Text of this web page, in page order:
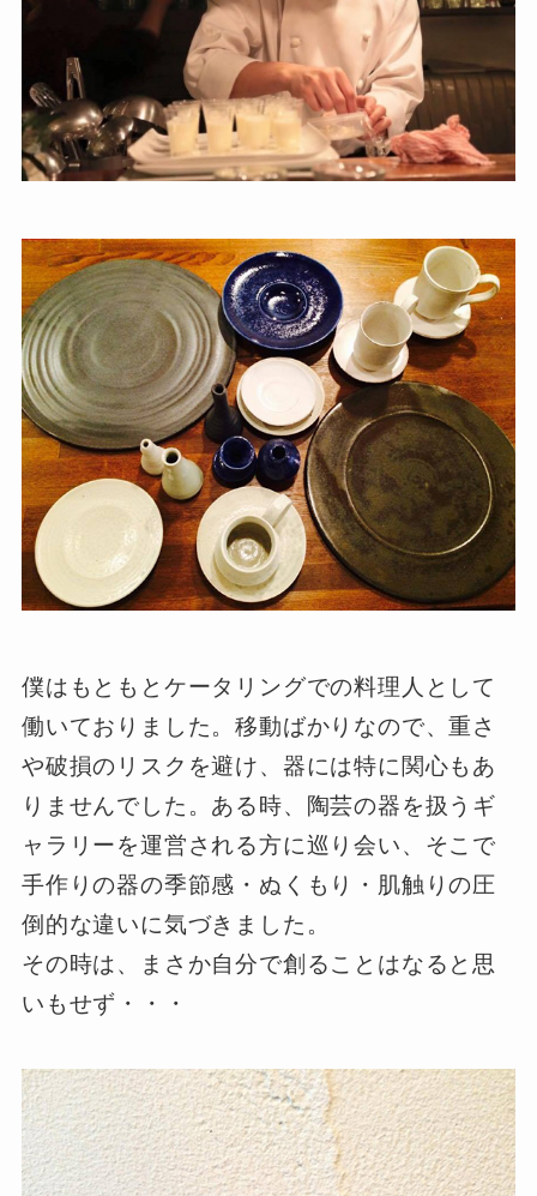
僕はもともとケータリングでの料理人として
働いておりました。移動ばかりなので、重さ
や破損のリスクを避け、器には特に関心もあ
りませんでした。ある時、陶芸の器を扱うギ
ャラリーを運営される方に巡り会い、そこで
手作りの器の季節感・ぬくもり・肌触りの圧
倒的な違いに気づきました。
その時は、まさか自分で創ることはなると思
いもせず・・・